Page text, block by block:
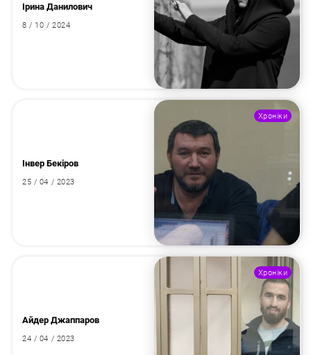
Ірина Данилович
8 / 10 / 2024
Хроніки
Інвер Бекіров
25 / 04 / 2023
Хроніки
Айдер Джаппаров
24 / 04 / 2023